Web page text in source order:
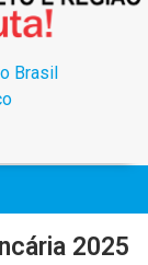
Brasil
2025